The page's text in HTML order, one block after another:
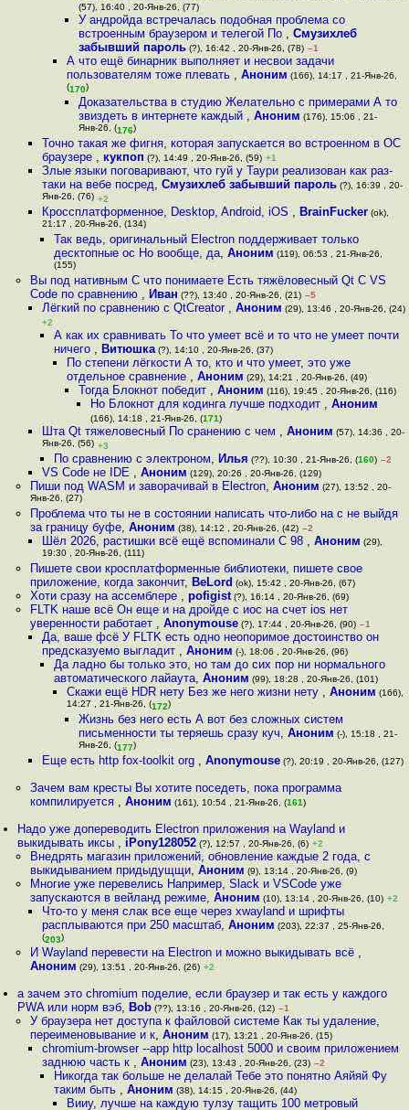
(57), 16:40 , 20-Янв-26, (77)
У андройда встречалась подобная проблема со
встроенным браузером и телегой По , Смузихлеб
забывший пароль(?), 16:42 , 20-Янв-26, (78) –1
А что ещё бинарник выполняет и несвои задачи
пользователям тоже плевать , Аноним (166), 14:17 , 21-Янв-26,
(170)
Доказательства в студию Желательно с примерами А то
звиздеть в интернете каждый , Аноним (176), 15:06 , 21-
Янв-26, (176)
Точно такая же фигня, которая запускается во встроенном в ОС
браузере , кукпоп (?), 14:49 , 20-Янв-26, (59) +1
Злые языки поговаривают, что гуй у Таури реализован как раз-
таки на вебе посред, Смузихлеб забывший пароль(?), 16:39 , 20-
Янв-26, (76) +2
Кроссплатформенное, Desktop, Android, iOS , BrainFucker(ok),
21:17 , 20-Янв-26, (134)
Так ведь, оригинальный Electron поддерживает только
десктопные ос Но вообще, да,Аноним (119), 06:53 , 21-Янв-26,
(155)
Вы под нативным C что понимаете Есть тяжёловесный Qt C VS
Code по сравнению , Иван (??), 13:40 , 20-Янв-26, (21) –5
Лёгкий по сравнению с QtCreator , Аноним (29), 13:46 , 20-Янв-26, (24)
+2
А как их сравнивать То что умеет всё и то что не умеет почти
ничего , Витюшка (?), 14:10 , 20-Янв-26, (37)
По степени лёгкости А то, кто и что умеет, это уже
отдельное сравнение , Аноним (29), 14:21 , 20-Янв-26, (49)
Тогда Блокнот победит , Аноним (116), 19:45 , 20-Янв-26, (116)
Но Блокнот для кодинга лучше подходит ,Аноним
(166), 14:18 , 21-Янв-26, (171)
Шта Qt тяжеловесный По сранению с чем , Аноним (57), 14:36 , 20-
Янв-26, (56) +3
По сравнению с электроном, Илья (??), 10:30 , 21-Янв-26, (160) –2
VS Code не IDE , Аноним (129), 20:26 , 20-Янв-26, (129)
Пиши под WASM и заворачивай в Electron, Аноним (27), 13:52 , 20-
Янв-26, (27)
Проблема что ты не в состоянии написать что-либо на с не выйдя
за границу буфе, Аноним (38), 14:12 , 20-Янв-26, (42) –2
Шёл 2026, рacтишки всё ещё вспоминали C 98 , Аноним (29),
19:30 , 20-Янв-26, (111)
Пишете свои кросплатформенные библиотеки, пишете свое
приложение, когда закончит, BeLord (ok), 15:42 , 20-Янв-26, (67)
Хоти сразу на ассемблере , pofigist(?), 16:14 , 20-Янв-26, (69)
FLTK наше всё Он еще и на дройде с иос на счет ios нет
уверенности работает , Anonymouse(?), 17:44 , 20-Янв-26, (90) –1
Да, ваше фсё У FLTK есть одно неопоримое достоинство он
предсказуемо выгладит , Аноним (-), 18:06 , 20-Янв-26, (96)
Да ладно бы только это, но там до сих пор ни нормального
автоматического лайаута,Аноним (99), 18:28 , 20-Янв-26, (101)
Скажи ещё HDR нету Без же него жизни нету , Аноним (166),
14:27 , 21-Янв-26, (172)
Жизнь без него есть А вот без cложных систем
письменности ты теряешь сразу куч, Аноним (-), 15:18 , 21-
Янв-26, (177)
Еще есть http fox-toolkit org , Anonymouse(?), 20:19 , 20-Янв-26, (127)
Зачем вам кресты Вы хотите поседеть, пока программа
компилируется , Аноним (161), 10:54 , 21-Янв-26, (161)
Надо уже допереводить Electron приложения на Wayland и
выкидывать иксы , iPony128052 (?), 12:57 , 20-Янв-26, (6) +2
Внедрять магазин приложений, обновление каждые 2 года, с
выкидыванием придыдущщи, Аноним (9), 13:14 , 20-Янв-26, (9)
Многие уже перевелись Например, Slack и VSCode уже
запускаются в вейланд режиме, Аноним (10), 13:14 , 20-Янв-26, (10) +2
Что-то у меня слак все еще через xwayland и шрифты
расплываются при 250 масштаб, Аноним (203), 22:37 , 25-Янв-26,
(203)
И Wayland перевести на Electron и можно выкидывать всё ,
Аноним (29), 13:51 , 20-Янв-26, (26) +2
а зачем это chromium поделие, если браузер и так есть у каждого
PWA или норм вэб, Bob (??), 13:16 , 20-Янв-26, (12) –1
У браузера нет доступа к файловой системе Как ты удаление,
переименовывание и к, Аноним (17), 13:21 , 20-Янв-26, (15)
chromium-browser --app http localhost 5000 и своим приложением
заднюю часть к , Аноним (23), 13:43 , 20-Янв-26, (23) –2
Никогда так больше не делалай Тебе это понятно Аяйяй Фу
таким быть ,Аноним (38), 14:15 , 20-Янв-26, (44)
Вииу, лучше на каждую тулзу тащить 100 метровый